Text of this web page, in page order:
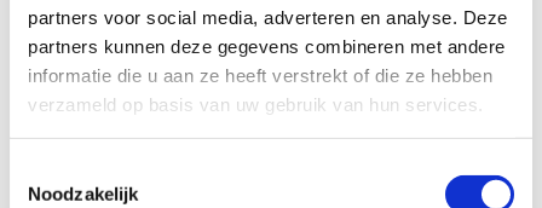
partners voor social media, adverteren en analyse. Deze
partners kunnen deze gegevens combineren met andere
informatie die u aan ze heeft verstrekt of die ze hebben
verzameld op basis van uw gebruik van hun services.
Noodzakelijk
Contacteer Top Gear BMX vzw voor
meer info & reservaties
Stuur een bericht